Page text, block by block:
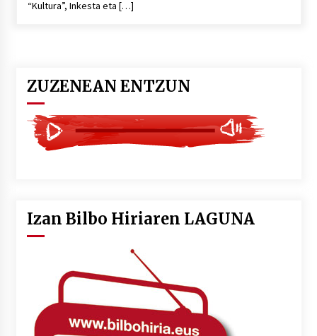
da
2026/07/07
2026/07/03
SOINUGELA: Paul McCartney eta Ringo Starr-en
lan berriak
2026/07/03
“Kultura”, Inkesta eta […]
ZUZENEAN ENTZUN
Izan Bilbo Hiriaren LAGUNA